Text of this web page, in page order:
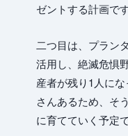
ゼントする計画です
二つ目は、プラン
活用し、絶滅危惧
産者が残り1人に
さんあるため、そ
に育てていく予定で